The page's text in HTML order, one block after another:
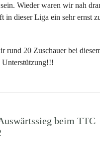
Wieder waren wir nah
in dieser Liga ein sehr ernst
rund 20 Zuschauer bei
beim TTC